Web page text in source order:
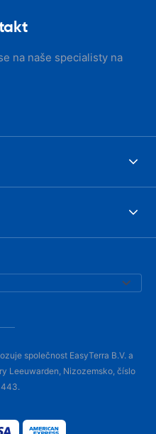
na naše specialisty na
společnost EasyTerra B.V. a
Leeuwarden, Nizozemsko, číslo